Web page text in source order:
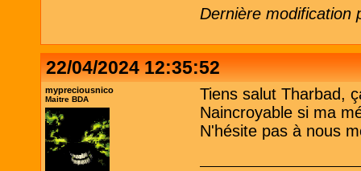
Dernière modification
22/04/2024 12:35:52
mypreciousnico
Maitre BDA
Tiens salut Tharbad,
Naincroyable si ma
N'hésite pas à nous